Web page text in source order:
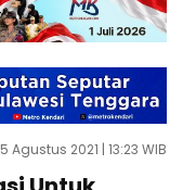
Agustus 2021 | 13:23 WIB